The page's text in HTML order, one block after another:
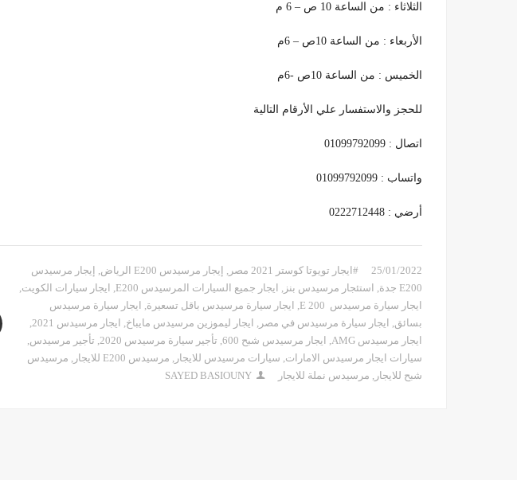
الثلاثاء : من الساعة 10 ص – 6 م
الأربعاء : من الساعة 10ص – 6م
الخميس : من الساعة 10ص -6م
للحجز والاستفسار علي الأرقام التالية
اتصال : 01099792099
واتساب : 01099792099
أرضي : 0222712448
25/01/2022 #ايجار تويوتا كوستر 2021 مصر , إيجار مرسيدس E200 الرياض , إيجار مرسيدس
E200 جدة
, استئجار مرسيدس بنز , ايجار جميع السيارات المرسيدس E200 , ايجار سيارات الكويت,
ايجار سيارة مرسيدس E 200
, ايجار سيارة مرسيدس باقل تسعيرة, ايجار سيارة مرسيدس
بسائق, ايجار سيارة مرسيدس في مصر , ايجار ليموزين مرسيدس مايباخ, ايجار مرسيدس 2021
,
ايجار مرسيدس AMG
, ايجار مرسيدس شبح 600 , تأجير سيارة مرسيدس 2020 , تأجير مرسيدس,
سيارات ايجار مرسيدس الامارات, سيارات مرسيدس للايجار , مرسيدس E200 للايجار , مرسيدس
شبح للايجار , مرسيدس نملة للايجار SAYED BASIOUNY